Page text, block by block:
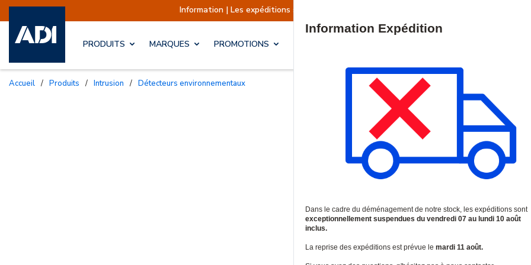
Information | Les expéditions sont actuellement suspendues Reprise prévue le mardi 11
PRODUITS MARQUES PROMOTIONS
Accueil / Produits / Intrusion / Détecteurs environnementaux